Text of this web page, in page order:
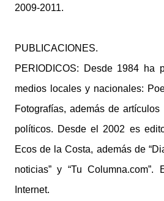
2009-2011.
PUBLICACIONES.
PERIODICOS: Desde 1984 ha
medios locales y nacionales:
Fotografías, además de
políticos. Desde el 2002 es
Ecos de la Costa, además de
noticias” y “Tu
Internet.